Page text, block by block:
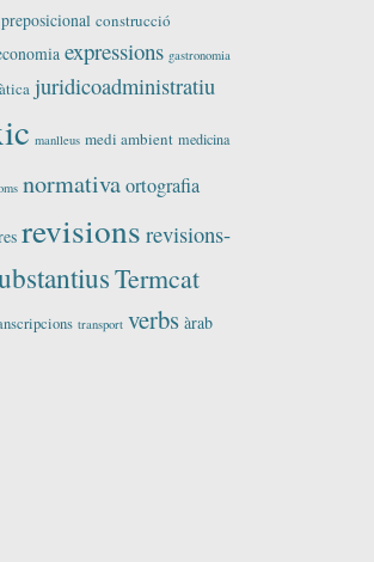
construcció
expressions gastronomia
juridicoadministratiu
manlleus medi ambient medicina
normativaortografia
revisions revisions-
Termcat
transport verbs àrab